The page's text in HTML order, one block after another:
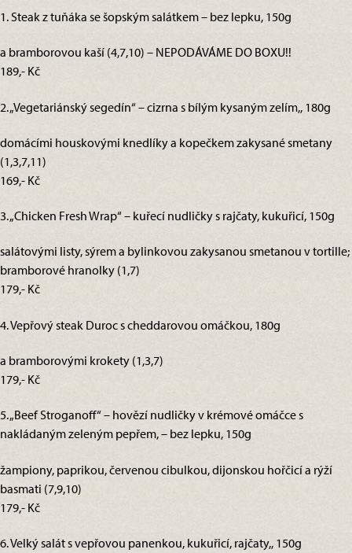
1. Steak z tuňáka se šopským salátkem – bez lepku, 150g
a bramborovou kaší (4,7,10) – NEPODÁVÁME DO BOXU!!
189,- Kč
2. „Vegetariánský segedín“ – cizrna s bílým kysaným zelím,, 180g
domácími houskovými knedlíky a kopečkem zakysané smetany
(1,3,7,11)
169,- Kč
3. „Chicken Fresh Wrap“ – kuřecí nudličky s rajčaty, kukuřicí, 150g
salátovými listy, sýrem a bylinkovou zakysanou smetanou v tortille;
bramborové hranolky (1,7)
179,- Kč
4. Vepřový steak Duroc s cheddarovou omáčkou, 180g
a bramborovými krokety (1,3,7)
179,- Kč
5. „Beef Stroganoff“ – hovězí nudličky v krémové omáčce s
nakládaným zeleným pepřem, – bez lepku, 150g
žampiony, paprikou, červenou cibulkou, dijonskou hořčicí a rýží
basmati (7,9,10)
179,- Kč
6. Velký salát s vepřovou panenkou, kukuřicí, rajčaty,, 150g